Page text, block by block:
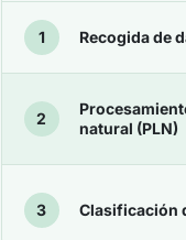
Recogida de
natural (PLN)
Clasificación